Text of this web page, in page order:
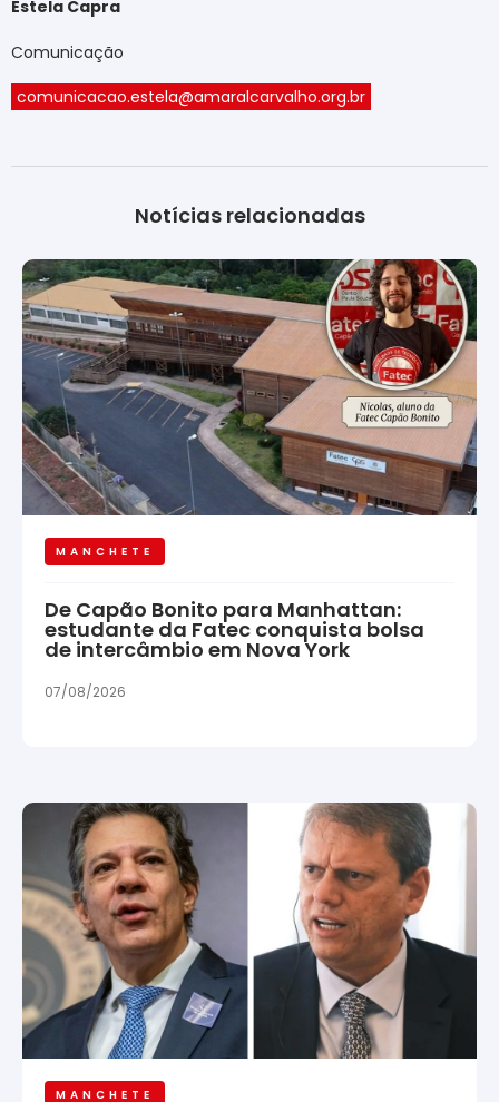
Estela Capra
Comunicação
comunicacao.estela@amaralcarvalho.org.br
Notícias relacionadas
MANCHETE
De Capão Bonito para Manhattan:
estudante da Fatec conquista bolsa
de intercâmbio em Nova York
07/08/2026
MANCHETE